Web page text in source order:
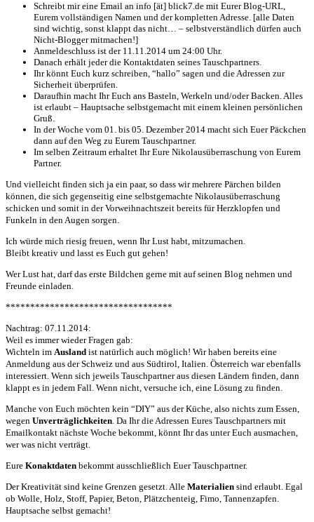
Schreibt mir eine Email an info [ät] blick7.de mit Eurer Blog-URL,
Eurem vollständigen Namen und der kompletten Adresse. [alle Daten
sind wichtig, sonst klappt das nicht… – selbstverständlich dürfen auch
Nicht-Blogger mitmachen!]
Anmeldeschluss ist der 11.11.2014 um 24:00 Uhr.
Danach erhält jeder die Kontaktdaten seines Tauschpartners.
Ihr könnt Euch kurz schreiben, “hallo” sagen und die Adressen zur
Sicherheit überprüfen.
Daraufhin macht Ihr Euch ans Basteln, Werkeln und/oder Backen. Alles
ist erlaubt – Hauptsache selbstgemacht mit einem kleinen persönlichen
Gruß.
In der Woche vom 01. bis 05. Dezember 2014 macht sich Euer Päckchen
dann auf den Weg zu Eurem Tauschpartner.
Im selben Zeitraum erhaltet Ihr Eure Nikolausüberraschung von Eurem
Partner.
Und vielleicht finden sich ja ein paar, so dass wir mehrere Pärchen bilden
können, die sich gegenseitig eine selbstgemachte Nikolausüberraschung
schicken und somit in der Vorweihnachtszeit bereits für Herzklopfen und
Funkeln in den Augen sorgen.
Ich würde mich riesig freuen, wenn Ihr Lust habt, mitzumachen.
Bleibt kreativ und lasst es Euch gut gehen!
Wer Lust hat, darf das erste Bildchen gerne mit auf seinen Blog nehmen und
Freunde einladen.
**********************************
Nachtrag: 07.11.2014:
Weil es immer wieder Fragen gab:
Wichteln im Ausland ist natürlich auch möglich! Wir haben bereits eine
Anmeldung aus der Schweiz und aus Südtirol, Italien. Österreich war ebenfalls
interessiert. Wenn sich jeweils Tauschpartner aus diesen Ländern finden, dann
klappt es in jedem Fall. Wenn nicht, versuche ich, eine Lösung zu finden.
Manche von Euch möchten kein “DIY” aus der Küche, also nichts zum Essen,
wegen Unverträglichkeiten. Da Ihr die Adressen Eures Tauschpartners mit
Emailkontakt nächste Woche bekommt, könnt Ihr das unter Euch ausmachen,
wer was nicht verträgt.
Eure Konaktdaten bekommt ausschließlich Euer Tauschpartner.
Der Kreativität sind keine Grenzen gesetzt. Alle Materialien sind erlaubt. Egal
ob Wolle, Holz, Stoff, Papier, Beton, Plätzchenteig, Fimo, Tannenzapfen.
Hauptsache selbst gemacht!